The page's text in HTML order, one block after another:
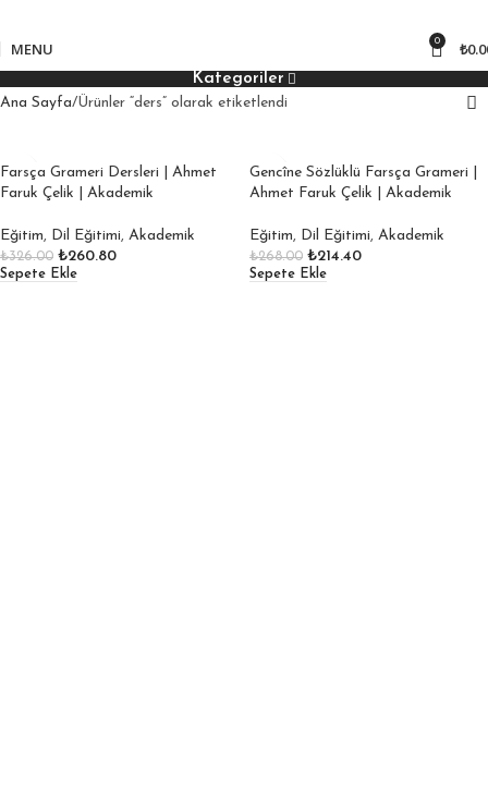
MENU 0 ₺
Kategoriler
Ana Sayfa Ürünler “ders” olarak etiketlendi
Farsça Grameri Dersleri | Ahmet
Faruk Çelik | Akademik
Eğitim, Dil Eğitimi, Akademik
₺326.00 ₺260.80
Sepete Ekle
Gencîne Sözlüklü Farsça Grameri |
Ahmet Faruk Çelik | Akademik
Eğitim, Dil Eğitimi, Akademik
₺268.00 ₺214.40
Sepete Ekle